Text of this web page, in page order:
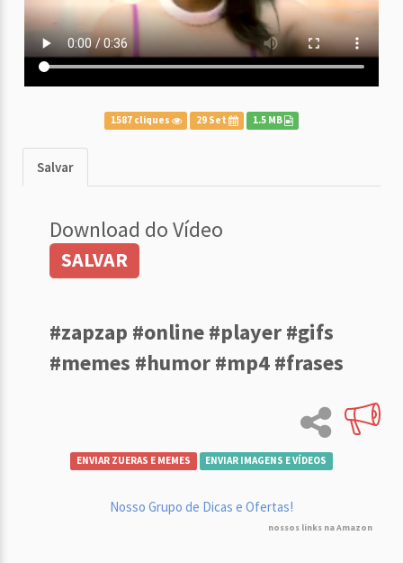
1587 cliques 29 Set 1.5 MB
Salvar
Download do Vídeo
SALVAR
#zapzap #online #player #gifs
#memes #humor #mp4 #frases
ENVIAR ZUERAS E MEMES ENVIAR IMAGENS E VÍDEOS
Nosso Grupo de Dicas e Ofertas!
nossos links na Amazon